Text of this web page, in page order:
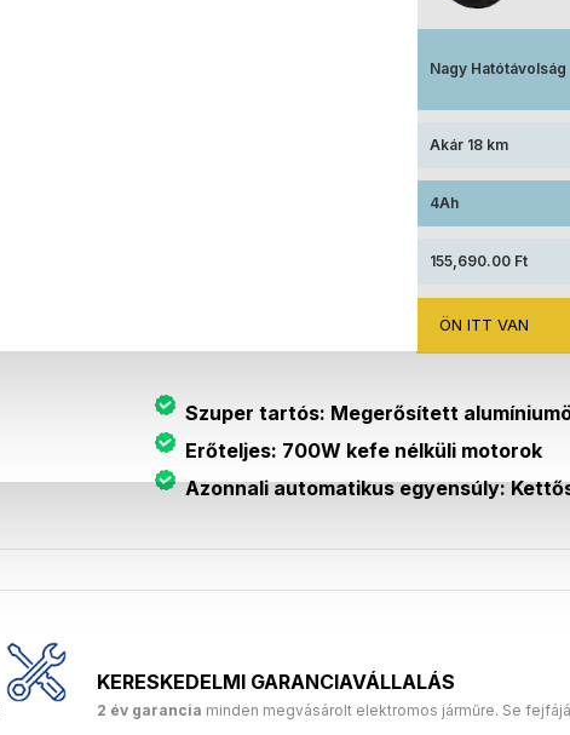
Nagy Hatótávolság
Akár 18 km
4Ah
155,690.00 Ft
ÖN ITT VAN
Szuper tartós: Megerősített
Erőteljes: 700W kefe nélküli motorok
Azonnali automatikus egyensúly:
KERESKEDELMI GARANCIAVÁLLALÁS
2 év garancia minden megvásárolt elektromos járműre. Se